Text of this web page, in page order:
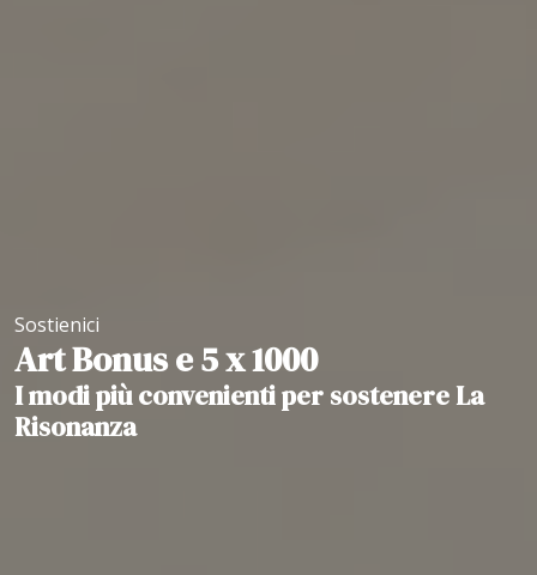
Sostienici
Art Bonus e 5 x 1000
I modi più convenienti per sostenere La
Risonanza